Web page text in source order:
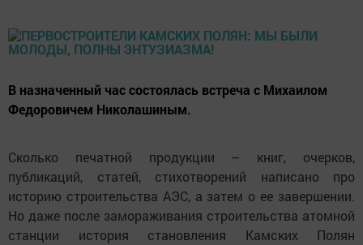
В назначенный час состоялась встреча с Михаилом
Федоровичем Николашиным.
Сколько печатной продукции – книг, очерков,
публикаций, статей, стихотворений написано про
историю строительства АЭС, а затем о ее завершении.
Но даже после замораживания строительства атомной
станции история становления Камских Полян